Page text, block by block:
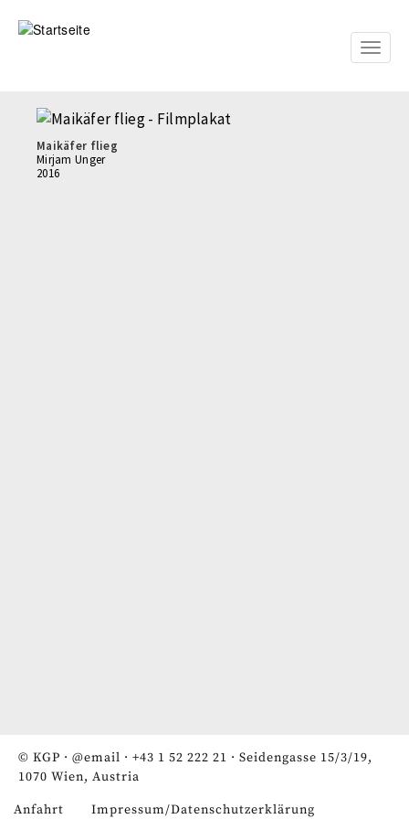
zum
Toggle
Maikäfer flieg
Mirjam Unger
2016
© KGP · @email · +43 1 52 222 21 · Seidengasse 15/3/19,
1070 Wien, Austria
Anfahrt Impressum/Datenschutzerklärung